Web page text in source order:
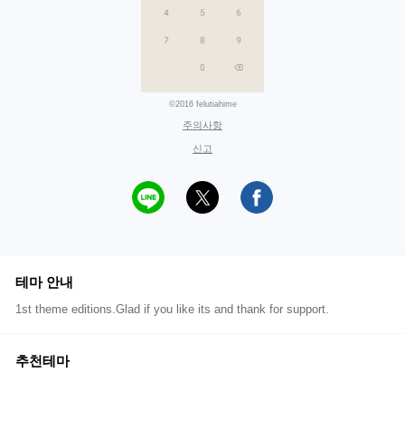
©2016 felutiahime
주의사항
신고
테마 안내
1st theme editions.Glad if you like its and thank for support.
추천테마